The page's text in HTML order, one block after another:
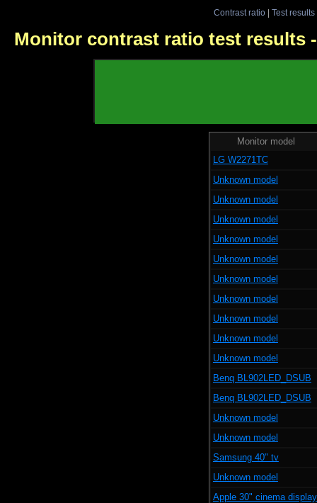
Contrast ratio| Test results
Monitor contrast ratio test results
Monitor model
LG W2271TC
Unknown model
Unknown model
Unknown model
Unknown model
Unknown model
Unknown model
Unknown model
Unknown model
Unknown model
Unknown model
Benq BL902LED_DSUB
Benq BL902LED_DSUB
Unknown model
Unknown model
Samsung 40" tv
Unknown model
Apple 30" cinema display